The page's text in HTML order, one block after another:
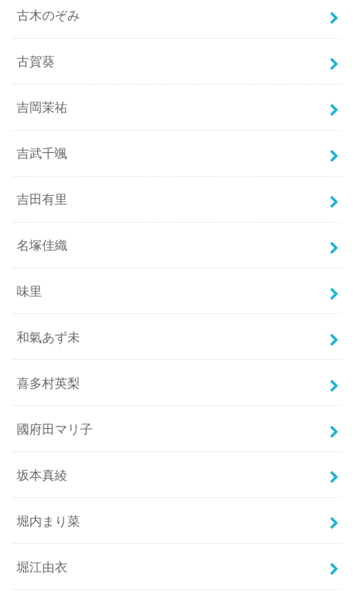
古木のぞみ
古賀葵
吉岡茉祐
吉武千颯
吉田有里
名塚佳織
味里
和氣あず未
喜多村英梨
國府田マリ子
坂本真綾
堀内まり菜
堀江由衣